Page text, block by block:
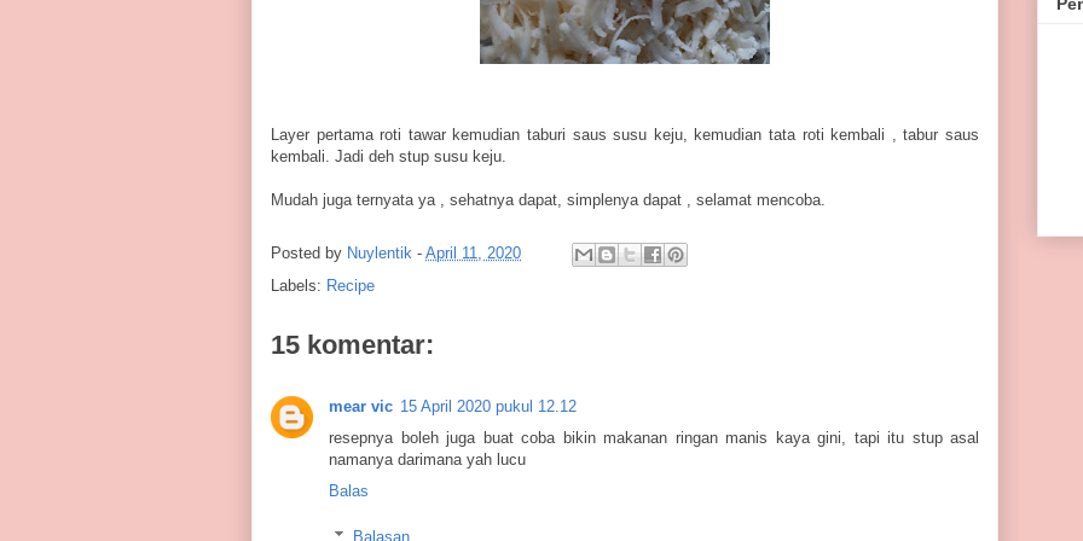
Layer pertama roti tawar kemudian taburi saus susu keju, kemudian tata roti kembali , tabur saus
kembali. Jadi deh stup susu keju.
Mudah juga ternyata ya , sehatnya dapat, simplenya dapat , selamat mencoba.
Posted by Nuylentik - April 11, 2020
Labels: Recipe
15 komentar:
mear vic 15 April 2020 pukul 12.12
resepnya boleh juga buat coba bikin makanan ringan manis kaya gini, tapi itu stup asal
namanya darimana yah lucu
Balas
Balasan